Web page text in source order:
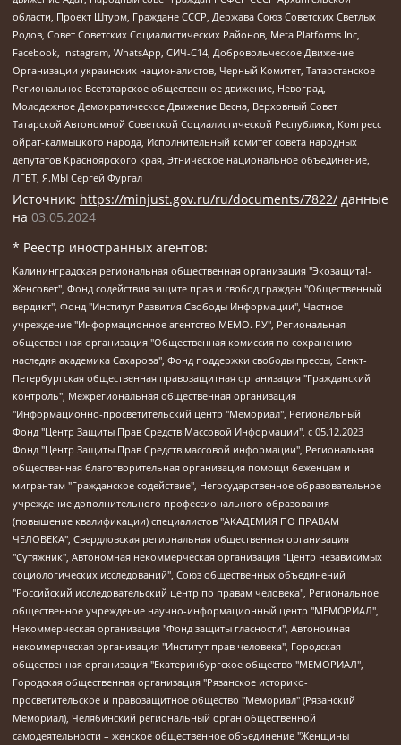
области, Проект Штурм, Граждане СССР, Держава Союз Советских Светлых
Родов, Совет Советских Социалистических Районов, Meta Platforms Inc,
Facebook, Instagram, WhatsApp, СИЧ-С14, Добровольческое Движение
Организации украинских националистов, Черный Комитет, Татарстанское
Региональное Всетатарское общественное движение, Невоград,
Молодежное Демократическое Движение Весна, Верховный Совет
Татарской Автономной Советской Социалистической Республики, Конгресс
ойрат-калмыцкого народа, Исполнительный комитет совета народных
депутатов Красноярского края, Этническое национальное объединение,
ЛГБТ, Я.МЫ Сергей Фургал
Источник: https://minjust.gov.ru/ru/documents/7822/ данные
на 03.05.2024
* Реестр иностранных агентов:
Калининградская региональная общественная организация "Экозащита!-Женсовет", Фонд содействия защите прав и свобод граждан "Общественный вердикт", Фонд "Институт Развития Свободы Информации", Частное учреждение "Информационное агентство МЕМО. РУ", Региональная общественная организация "Общественная комиссия по сохранению наследия академика Сахарова", Фонд поддержки свободы прессы, Санкт-Петербургская общественная правозащитная организация "Гражданский контроль", Межрегиональная общественная организация "Информационно-просветительский центр "Мемориал", Региональный Фонд "Центр Защиты Прав Средств Массовой Информации", с 05.12.2023 Фонд "Центр Защиты Прав Средств массовой информации", Региональная общественная благотворительная организация помощи беженцам и мигрантам "Гражданское содействие", Негосударственное образовательное учреждение дополнительного профессионального образования (повышение квалификации) специалистов "АКАДЕМИЯ ПО ПРАВАМ ЧЕЛОВЕКА", Свердловская региональная общественная организация "Сутяжник", Автономная некоммерческая организация "Центр независимых социологических исследований", Союз общественных объединений "Российский исследовательский центр по правам человека", Региональное общественное учреждение научно-информационный центр "МЕМОРИАЛ", Некоммерческая организация "Фонд защиты гласности", Автономная некоммерческая организация "Институт прав человека", Городская общественная организация "Екатеринбургское общество "МЕМОРИАЛ", Городская общественная организация "Рязанское историко-просветительское и правозащитное общество "Мемориал" (Рязанский Мемориал), Челябинский региональный орган общественной самодеятельности – женское общественное объединение "Женщины Евразии", Челябинский региональный орган общественной самодеятельности "Уральская правозащитная группа", Фонд содействия защите здоровья и социальной справедливости имени Андрея Рылькова, Автономная Некоммерческая Организация "Аналитический Центр Юрия Левады", Автономная некоммерческая организация социальной поддержки населения "Проект Апрель", Региональная общественная организация помощи женщинам и детям, находящимся в кризисной ситуации "Информационно-методический центр "Анна", Фонд содействия развитию массовых коммуникаций и правовому просвещению "Так-так-Так", Фонд содействия устойчивому развитию "Серебряная тайга", Свердловский региональный общественный фонд социальных проектов "Новое время", "Idel.Реалии", Кавказ.Реалии, Крым.Реалии, Телеканал Настоящее Время, Татаро-башкирская служба Радио Свобода (Azatliq Radiosi), Радио Свободная Европа/Радио Свобода (PCE/PC), "Сибирь.Реалии", "Фактограф", Благотворительный фонд помощи осужденным и их семьям, Автономная некоммерческая организация "Институт глобализации и социальных движений", Фонд "В защиту прав заключенных", Частное учреждение "Центр поддержки и содействия развитию средств массовой информации", Пензенский региональный общественный благотворительный фонд "Гражданский союз", "Север.Реалии", Некоммерческая организация Фонд "Правовая инициатива", Общество с ограниченной ответственностью "Радио Свободная Европа/Радио Свобода", Чешское информационное агентство "MEDIUM-ORIENT", Красноярская региональная общественная организация "Мы против СПИДа", Камалягин Денис Николаевич, Маркелов Сергей Евгеньевич, Пономарев Лев Александрович, Савицкая Людмила Алексеевна, Автономная некоммерческая организация "Центр по работе с проблемой насилия "НАСИЛИЮ.НЕТ", Межрегиональный профессиональный союз работников здравоохранения "Альянс врачей", Юридическое лицо, зарегистрированное в Латвийской Республике, SIA "Medusa Project" (регистрационный номер 40103797863, дата регистрации 10.06.2014), Некоммерческая организация "Фонд по борьбе с коррупцией", Автономная некоммерческая организация "Институт права и публичной политики", Баданин Роман Сергеевич, Гликин Максим Александрович, Железнова Мария Михайловна, Лукьянова Юлия Сергеевна, Маетная Елизавета Витальевна, Маняхин Петр Борисович, Чуракова Ольга Владимировна, Ярош Юлия Петровна, Юридическое лицо "The Insider SIA", зарегистрированное в Риге, Латвийская Республика (дата регистрации 26.06.2015), являющееся администратором доменного имени интернет-издания "The Insider SIA", https://theins.ru, Постернак Алексей Евгеньевич, Рубин Михаил Аркадьевич, Анин Роман Александрович, Юридическое лицо Istories fonds, зарегистрированное в Латвийской Республике (регистрационный номер 50008295751, дата регистрации 24.02.2020), Великовский Дмитрий Александрович, Долинина Ирина Николаевна, Мароховская Алеся Алексеевна, Шлейнов Роман Юрьевич, Шмагун Олеся Валентиновна, Общество с ограниченной ответственностью "Альтаир 2021", Общество с ограниченной ответственностью "Вега 2021", Общество с ограниченной ответственностью "Главный редактор 2021", Общество с ограниченной ответственностью "Ромашки монолит", Важенков Артем Валерьевич, Ивановская областная общественная организация "Центр гендерных исследований", Гурман Юрий Альбертович, Медиапроект "ОВД-Инфо", Егоров Владимир Владимирович, Жилинский Владимир Александрович, Общество с ограниченной ответственностью "ЗП", Иванова София Юрьевна, Карезина Инна Павловна, Кильтау Екатерина Викторовна, Петров Алексей Викторович, Пискунов Сергей Евгеньевич, Смирнов Сергей Сергеевич, Тихонов Михаил Сергеевич, Общество с ограниченной ответственностью "ЖУРНАЛИСТ-ИНОСТРАННЫЙ АГЕНТ", Арапова Галина Юрьевна, Вольтская Татьяна Анатольевна, Американская компания "Mason G.E.S. Anonymous Foundation" (США), являющаяся владельцем интернет-издания https://mnews.world/, Компания "Stichting Bellingcat", зарегистрированная в Нидерландах (дата регистрации 11.07.2018), Захаров Андрей Вячеславович, Клепиковская Екатерина Дмитриевна, Общество с ограниченной ответственностью "МЕМО", Перл Роман Александрович, Симонов Евгений Алексеевич, Соловьева Елена Анатольевна, Сотников Даниил Владимирович, Сурначева Елизавета Дмитриевна, Автономная некоммерческая организация по защите прав человека и информированию населения "Якутия – Наше Мнение", Общество с ограниченной ответственностью "Москоу диджитал медиа", с 26.01.2023 Общество с ограниченной ответственностью "Чайка Белые сады", Ветошкина Валерия Валерьевна, Заговора Максим Александрович, Межрегиональное общественное движение "Российская ЛГБТ - сеть", Оленичев Максим Владимирович, Павлов Иван Юрьевич, Скворцова Елена Сергеевна, Общество с ограниченной ответственностью "Как бы инагент", Кочетков Игорь Викторович, Общество с ограниченной ответственностью "Честные выборы", Еланчик Олег Александрович, Общество с ограниченной ответственностью "Нобелевский призыв", Гималова Регина Эмилевна, Григорьев Андрей Валерьевич, Григорьева Алина Александровна, Ассоциация по содействию защите прав призывников, альтернативнослужащих и военнослужащих "Правозащитная группа "Гражданин.Армия.Право", Хисамова Регина Фаритовна, Автономная некоммерческая организация по реализации социально-правовых программ "Лилит", Дальневосточное общественное движение "Маяк", Санкт-Петербургская ЛГБТ-инициативная группа "Выход", Инициативная группа ЛГБТ+ "Реверс", Алексеев Андрей Викторович, Бекбулатова Таисия Львовна, Беляев Иван Михайлович, Владыкина Елена Сергеевна, Гельман Марат Александрович, Никульшина Вероника Юрьевна, Толоконникова Надежда Андреевна, Шендерович Виктор Анатольевич, Общество с ограниченной ответственностью "Данное сообщение", Общество с ограниченной ответственностью Издательский дом "Новая глава", Айнбиндер Александра Александровна, Московский комьюнити-центр для ЛГБТ+инициатив, Благотворительный фонд развития филантропии, Deutsche Welle (Германия, Kurt-Schumacher-Strasse 3, 53113 Bonn), Борзунова Мария Михайловна, Воробьев Виктор Викторович, Голубева Анна Львовна, Константинова Алла Михайловна, Малкова Ирина Владимировна, Мурадов Мурад Абдулгалимович, Осетинская Елизавета Николаевна, Понасенков Евгений Николаевич, Ганапольский Матвей Юрьевич, Киселев Евгений Алексеевич, Борухович Ирина Григорьевна, Дремин Иван Тимофеевич, Дубровский Дмитрий Викторович, Красноярская региональная общественная организация поддержки и развития альтернативных образовательных технологий и межкультурных коммуникаций "ИНТЕРРА", Маяковская Екатерина Алексеевна, Фейгин Марк Захарович, Филимонов Андрей Викторович, Дзугкоева Регина Николаевна, Доброхотов Роман Александрович, Дудь Юрий Александрович, Елкин Сергей Владимирович, Кругликов Кирилл Игоревич, Сабунаева Мария Леонидовна, Семенов Алексей Владимирович, Шаинян Карен Багратович, Шульман Екатерина Михайловна, Асафьев Артур Валерьевич, Вахштайн Виктор Семенович, Венедиктов Алексей Алексеевич, Лушникова Екатерина Евгеньевна, Волков Леонид Михайлович, Невзоров Александр Глебович, Пархоменко Сергей Борисович, Сироткин Ярослав Николаевич, Кара-Мурза Владимир Владимирович, Баранова Наталья Владимировна, Гозман Леонид Яковлевич, Кагарлицкий Борис Юльевич, Климарев Михаил Валерьевич, Милов Владимир Станиславович, Автономная некоммерческая организация Краснодарский центр современного искусства "Типография", Моргенштерн Алишер Тагирович, Соболь Любовь Эдуардовна, Общество с ограниченной ответственностью "ЛИЗА НОРМ", Каспаров Гарри Кимович, Ходорковский Михаил Борисович, Общество с ограниченной ответственностью "Апрельские тезисы", Данилович Ирина Брониславовна, Кашин Олег Владимирович, Петров Николай Владимирович, Пивоваров Алексей Владимирович, Соколов Михаил Владимирович, Цветкова Юлия Владимировна, Чичваркин Евгений Александрович, Комитет против пыток/Команда против пыток, Общество с ограниченной ответственностью "Первый научный", Общество с ограниченной ответственностью "Вертолет и ко", Белоцерковская Вероника Борисовна, Кац Максим Евгеньевич, Лазарева Татьяна Юрьевна, Шаведдинов Руслан Табризович, Яшин Илья Валерьевич, Общество с ограниченной ответственностью "Иноагент ААВ", Алешковский Дмитрий Петрович, Альбац Евгения Марковна, Быков Дмитрий Львович, Галямина Юлия Евгеньевна, Лойко Сергей Леонидович, Мартынов Кирилл Константинович, Медведев Сергей Александрович, Крашенинников Федор Геннадиевич, Гордеева Катерина Вл